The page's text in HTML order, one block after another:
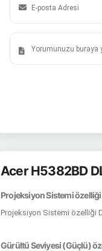
Acer H5382BD
Projeksiyon Sistemi
Projeksiyon Sistemi özelliği
Gürültü Seviyesi (Güçlü)